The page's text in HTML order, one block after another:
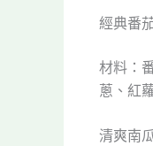
經典番
材料：
蔥、紅
清爽南